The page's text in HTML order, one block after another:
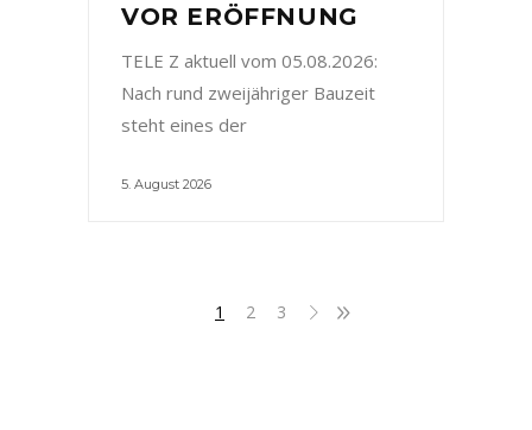
VOR ERÖFFNUNG
TELE Z aktuell vom 05.08.2026:
Nach rund zweijähriger Bauzeit
steht eines der
5. August 2026
1 2 3